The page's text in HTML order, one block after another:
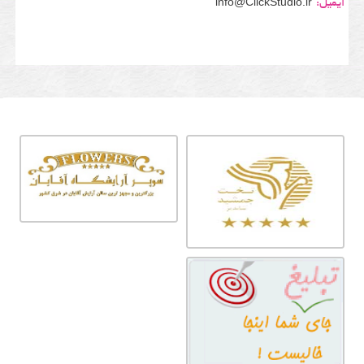
ایمیل: info@ClickStudio.ir